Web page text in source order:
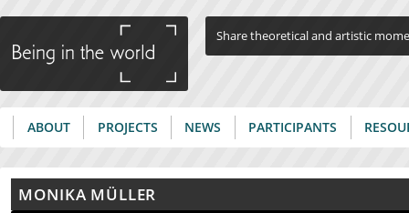
Jump to navigationShare theoretical and artistic
MONIKA MÜLLER
Main menu
ABOUT PROJECTS NEWS PARTICIPANTS